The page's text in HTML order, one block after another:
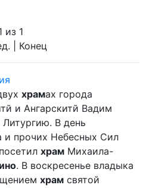
из 1
| Конец
храмах города
и Ангарскитй Вадим
В день
и прочих Небесных Сил
посетил храм Михаила-
. В воскресенье владыка
храм святой